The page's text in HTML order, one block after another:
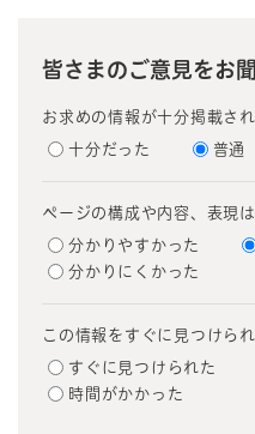
皆さまのご意見をお
お求めの情報が十分掲載さ
十分だった 普通
ページの構成や内容、表現
分かりやすかった
分かりにくかった
この情報をすぐに見つけら
すぐに見つけられた
時間がかかった